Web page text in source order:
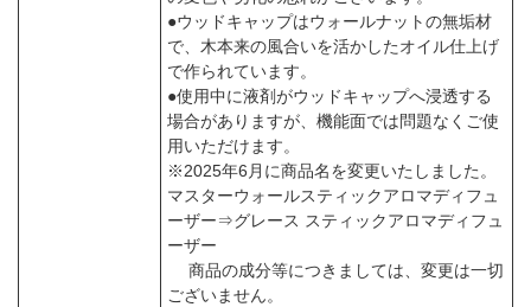
●ウッドキャップはウォールナットの無垢材
で、木本来の風合いを活かしたオイル仕上げ
で作られています。
●使用中に液剤がウッドキャップへ浸透する
場合がありますが、機能面では問題なくご使
用いただけます。
※2025年6月に商品名を変更いたしました。
マスターウォールスティックアロマディフュ
ーザー⇒グレース スティックアロマディフュ
ーザー
商品の成分等につきましては、変更は一切
ございません。